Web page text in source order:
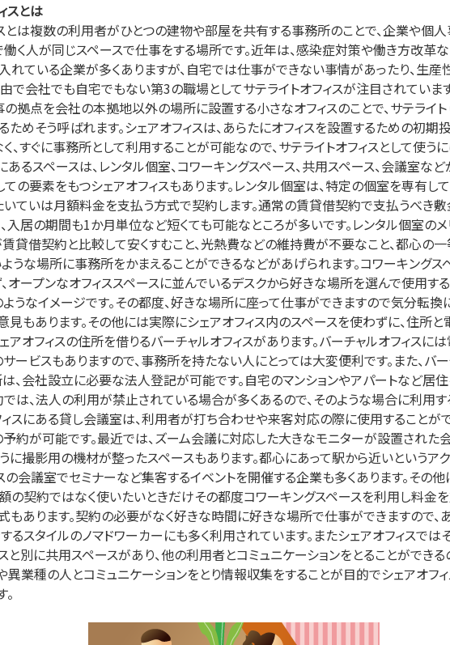
スとは
とは複数の利用者がひとつの建物や部屋を共有する事務所のことで、企業や個
く人が同じスペースで仕事をする場所です。近年は、感染症対策や働き方改革
れている企業が多くありますが、自宅では仕事ができない事情があったり、生産
で会社でも自宅でもない第3の職場としてサテライトオフィスが注目されています
の拠点を会社の本拠地以外の場所に設置する小さなオフィスのことで、サテライト
ためそう呼ばれます。シェアオフィスは、あらたにオフィスを設置するための初
、すぐに事務所として利用することが可能なので、サテライトオフィスとして使う
あるスペースは、レンタル個室、コワーキングスペース、共用スペース、会議室など
ての要素をもつシェアオフィスもあります。レンタル個室は、特定の個室を専有し
いていは月額料金を支払う方式で契約します。通常の賃貸借契約で支払うべき
入居の期間も1か月単位など短くても可能なところが多いです。レンタル個室のメ
貸借契約と比較して安くすむこと、光熱費などの維持費が不要なこと、都心の
うな場所に事務所をかまえることができるなどがあげられます。コワーキング
オープンなオフィススペースに並んでいるデスクから好きな場所を選んで使用す
ようなイメージです。その都度、好きな場所に座って仕事ができますので気分転換
見もあります。その他には実際にシェアオフィス内のスペースを使わずに、住所
アオフィスの住所を借りるバーチャルオフィスがあります。バーチャルオフィスに
ービスもありますので、事務所を持たない人にとっては大変便利です。また、バー
、会社設立に必要な法人登記が可能です。自宅のマンションやアパートなど居
は、法人の利用が禁止されている場合が多くあるので、そのような場合に利用
ィスにある貸し会議室は、利用者が打ち合わせや来客対応の際に使用することが
約が可能です。最近では、ズーム会議に対応した大きなモニターが設置された
に撮影用の機材が整ったスペースもあります。都心にあって駅から近いというア
の会議室でセミナーなど集客するイベントを開催する企業も多くあります。その他
額の契約ではなく使いたいときだけその都度コワーキングスペースを利用し料金
もあります。契約の必要がなく好きな時間に好きな場所で仕事ができますので、
るスタイルのノマドワーカーにも多く利用されています。またシェアオフィスで
と別に共用スペースがあり、他の利用者とコミュニケーションをとることができ
異業種の人とコミュニケーションをとり情報収集をすることが目的でシェアオフ